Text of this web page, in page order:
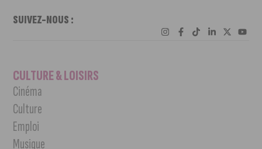
SUIVEZ-NOUS :
CULTURE & LOISIRS
Cinéma
Culture
Emploi
Musique